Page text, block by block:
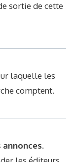
sortie de cette
laquelle les
comptent.